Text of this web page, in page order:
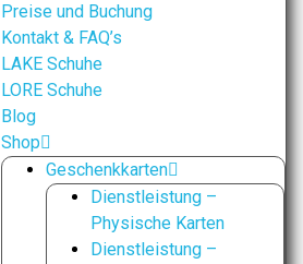
Preise und Buchung
Kontakt & FAQ’s
LAKE Schuhe
LORE Schuhe
Blog
Shop
Geschenkkarten
Dienstleistung –
Physische Karten
Dienstleistung –